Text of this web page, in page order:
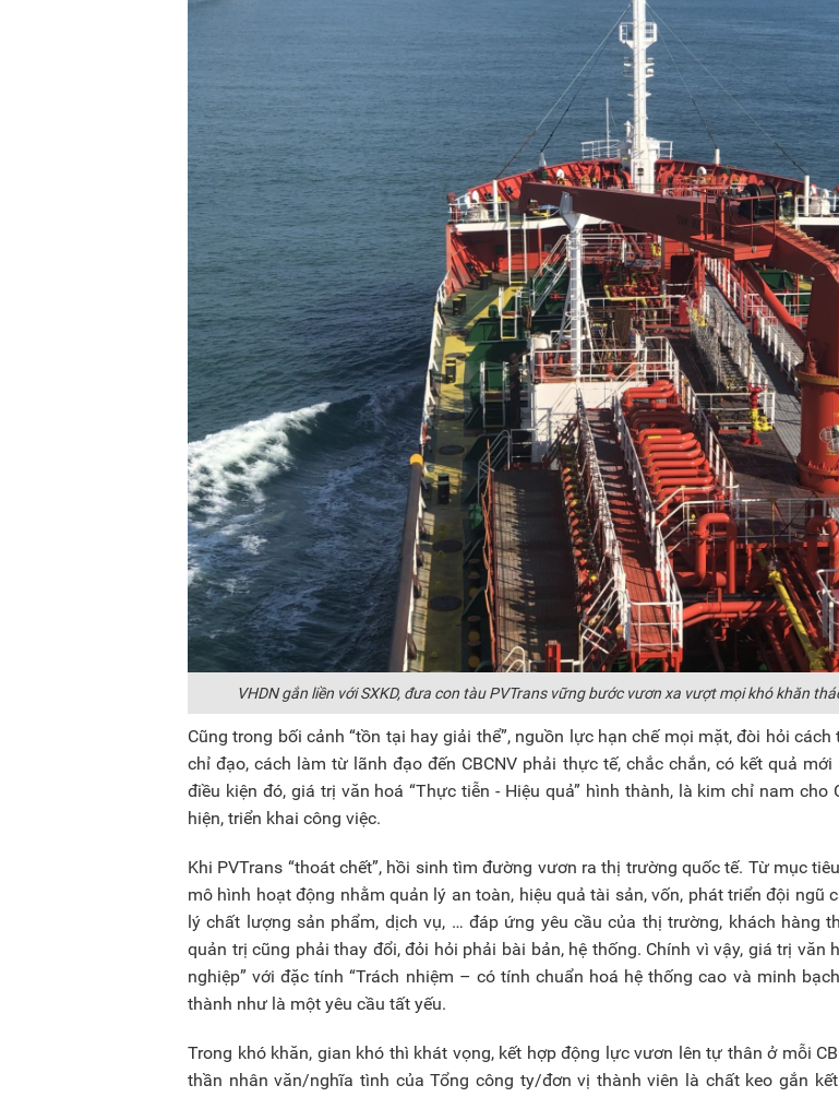
VHDN gắn liền với SXKD, đưa con tàu PVTrans vững bước vươn xa vượt mọi khó khăn
Cũng trong bối cảnh “tồn tại hay giải thể”, nguồn lực hạn chế mọi mặt, đòi hỏi cách
chỉ đạo, cách làm từ lãnh đạo đến CBCNV phải thực tế, chắc chắn, có kết quả
điều kiện đó, giá trị văn hoá “Thực tiễn - Hiệu quả” hình thành, là kim chỉ nam cho
hiện, triển khai công việc.
Khi PVTrans “thoát chết”, hồi sinh tìm đường vươn ra thị trường quốc tế. Từ mục
mô hình hoạt động nhằm quản lý an toàn, hiệu quả tài sản, vốn, phát triển đội ngũ
lý chất lượng sản phẩm, dịch vụ, … đáp ứng yêu cầu của thị trường, khách hàng
quản trị cũng phải thay đổi, đỏi hỏi phải bài bản, hệ thống. Chính vì vậy, giá trị văn
nghiệp” với đặc tính “Trách nhiệm – có tính chuẩn hoá hệ thống cao và minh
thành như là một yêu cầu tất yếu.
Trong khó khăn, gian khó thì khát vọng, kết hợp động lực vươn lên tự thân ở mỗi
thần nhân văn/nghĩa tình của Tổng công ty/đơn vị thành viên là chất keo gắn